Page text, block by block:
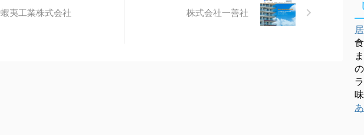
蝦夷工業株式会社 株式会社一善社